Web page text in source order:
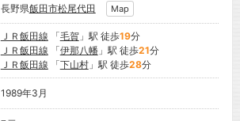
長野県飯田市松尾代田 Map
ＪＲ飯田線 「毛賀」駅 徒歩19分
ＪＲ飯田線 「伊那八幡」駅 徒歩21分
ＪＲ飯田線 「下山村」駅 徒歩28分
1989年3月